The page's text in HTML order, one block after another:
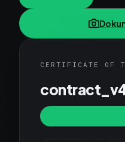
CERTIFICATE OF